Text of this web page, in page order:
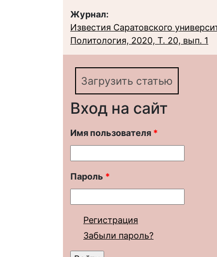
Журнал:
Известия Саратовского
Политология, 2020, Т. 20, вып. 1
Загрузить статью
Вход на сайт
Имя пользователя *
Пароль *
Регистрация
Забыли пароль?